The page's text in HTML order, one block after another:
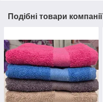
Подібні товари компанії